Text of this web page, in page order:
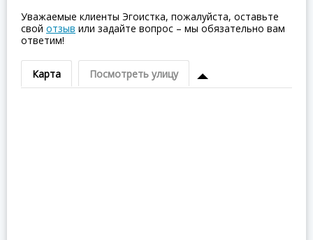
Уважаемые клиенты Эгоистка, пожалуйста, оставьте
свой отзыв или задайте вопрос – мы обязательно вам
ответим!
Карта Посмотреть улицу